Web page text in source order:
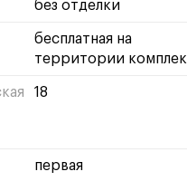
без отделки
бесплатная на
территории
18
первая